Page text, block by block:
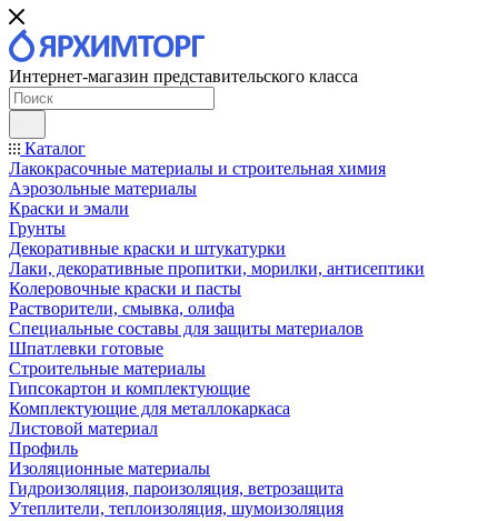
Интернет-магазин представительского класса
Каталог
Лакокрасочные материалы и строительная химия
Аэрозольные материалы
Краски и эмали
Грунты
Декоративные краски и штукатурки
Лаки, декоративные пропитки, морилки, антисептики
Колеровочные краски и пасты
Растворители, смывка, олифа
Специальные составы для защиты материалов
Шпатлевки готовые
Строительные материалы
Гипсокартон и комплектующие
Комплектующие для металлокаркаса
Листовой материал
Профиль
Изоляционные материалы
Гидроизоляция, пароизоляция, ветрозащита
Утеплители, теплоизоляция, шумоизоляция